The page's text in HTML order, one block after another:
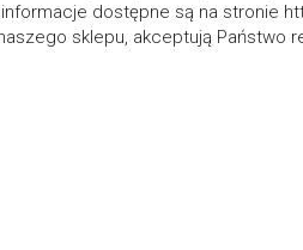
dostępne są na stronie
sklepu, akceptują Państwo